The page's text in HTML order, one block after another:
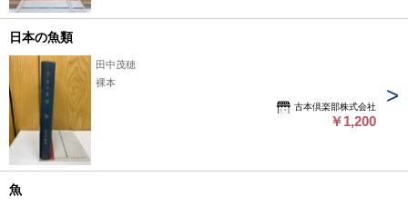
日本の魚類
田中茂穂
裸本
古本倶楽部株式会社
￥1,200
魚